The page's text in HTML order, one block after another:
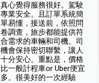
真心覺得服務很好。駕駛
專業安全。且訂單系統簡
單易懂，接送前，依照問
卷調查，旅步都能提供符
合需求的車輛和司機。司
機會保持密切聯繫，讓人
十分安心。重點是，價格
比一般計程車or Uber便宜
多。很美好的一次經驗